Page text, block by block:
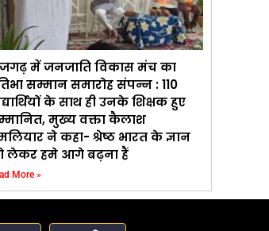
में जनजाति विकास मंच का
सम्मान समारोह संपन्न : 110
के साथ ही उनके शिक्षक हुए
मुख्य वक्ता कैलाश
ने कहा- श्रेष्ठ भारत के ज्ञान
लेकर हमे आगे बढ़ना हैं
More »